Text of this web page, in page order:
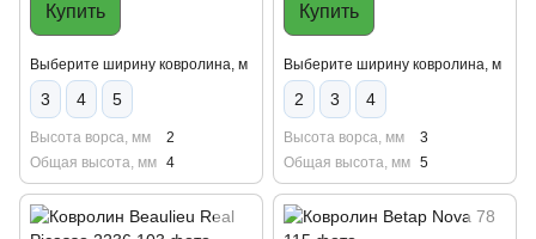
Купить
Выберите ширину ковролина, м
3 4 5
Высота ворса, мм
2
Общая высота, мм 4
Купить
Выберите ширину ковролина, м
2 3 4
Высота ворса, мм
3
Общая высота, мм 5